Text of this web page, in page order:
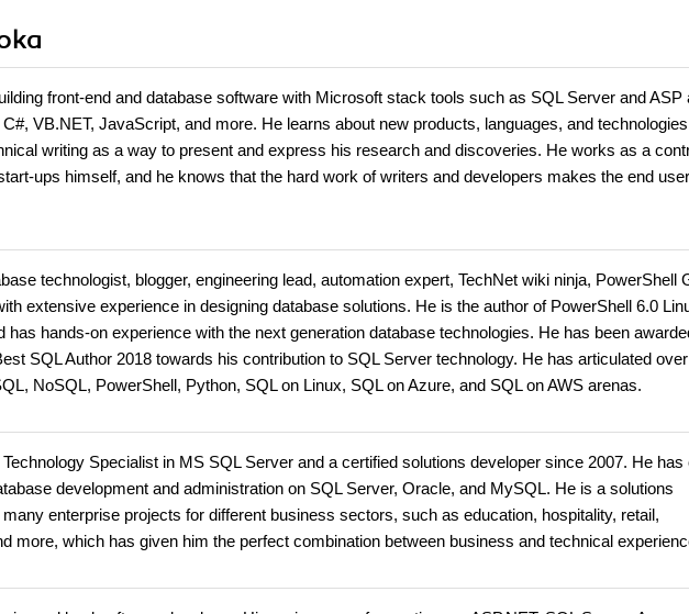
front-end and database software with Microsoft stack tools such as SQL Server and ASP
VB.NET, JavaScript, and more. He learns about new products, languages, and
writing as a way to present and express his research and discoveries. He works as a
ups himself, and he knows that the hard work of writers and developers makes the end user
technologist, blogger, engineering lead, automation expert, TechNet wiki ninja, PowerShell
extensive experience in designing database solutions. He is the author of PowerShell 6.0
has hands-on experience with the next generation database technologies. He has been
SQL Author 2018 towards his contribution to SQL Server technology. He has articulated
NoSQL, PowerShell, Python, SQL on Linux, SQL on Azure, and SQL on AWS arenas.
Specialist in MS SQL Server and a certified solutions developer since 2007. He has
development and administration on SQL Server, Oracle, and MySQL. He is a solutions
enterprise projects for different business sectors, such as education, hospitality, retail,
more, which has given him the perfect combination between business and technical